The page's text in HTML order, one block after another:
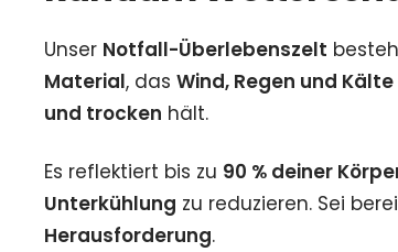
Unser Notfall-Überlebenszelt
Material, das Wind, Regen und Kälte
und trocken hält.
Es reflektiert bis zu 90 % deiner
Unterkühlung zu reduzieren. Sei
Herausforderung.